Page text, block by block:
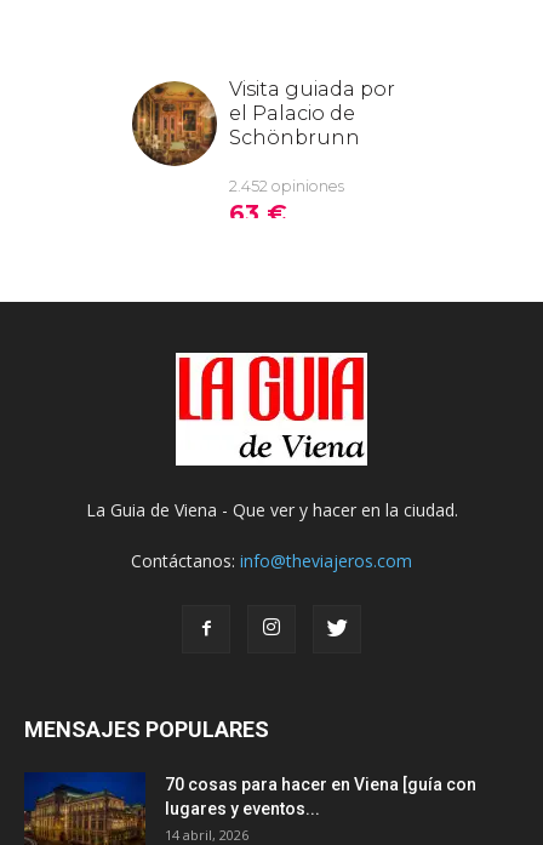
La Guia de Viena - Que ver y hacer en la ciudad.
Contáctanos: info@theviajeros.com
MENSAJES POPULARES
70 cosas para hacer en Viena [guía con
lugares y eventos...
14 abril, 2026